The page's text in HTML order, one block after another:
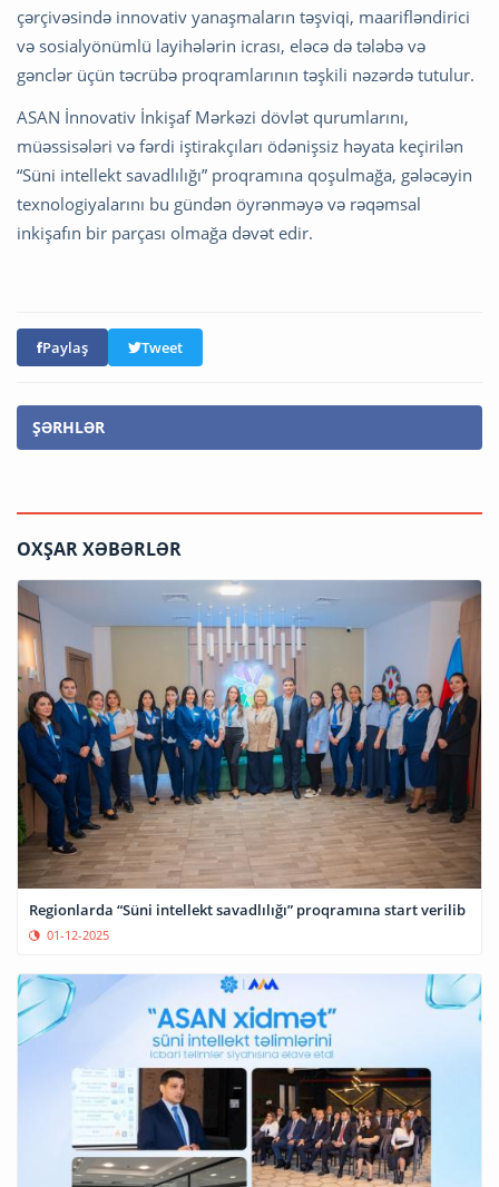
çərçivəsində innovativ yanaşmaların təşviqi, maarifləndirici
və sosialyönümlü layihələrin icrası, eləcə də tələbə və
gənclər üçün təcrübə proqramlarının təşkili nəzərdə tutulur.
ASAN İnnovativ İnkişaf Mərkəzi dövlət qurumlarını,
müəssisələri və fərdi iştirakçıları ödənişsiz həyata keçirilən
“Süni intellekt savadlılığı” proqramına qoşulmağa, gələcəyin
texnologiyalarını bu gündən öyrənməyə və rəqəmsal
inkişafın bir parçası olmağa dəvət edir.
Paylaş Tweet
ŞƏRHLƏR
OXŞAR XƏBƏRLƏR
Regionlarda “Süni intellekt savadlılığı” proqramına start verilib
01-12-2025